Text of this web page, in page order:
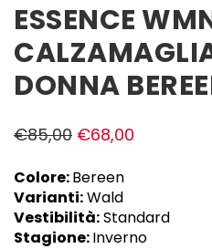
ESSENCE
DONNA
€85,00 €68,00
Colore:Bereen
Varianti:Wald
Vestibilità:Standard
Stagione:Inverno